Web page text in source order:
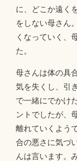
に、どこか遠く
をしない母さん
くなっていく、
た。
母さんは体の具
気を失くし、引
で一緒にでかけ
ントでしたが、
離れていくよう
合の悪さに気づ
んは言います。